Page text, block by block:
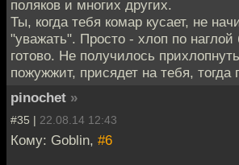
поляков и многих других.
Ты, когда тебя комар кусает, не
"уважать". Просто - хлоп по
готово. Не получилось
пожужжит, присядет на тебя, тогда
pinochet »
#35 | 22.08.14 12:43
Кому: Goblin, #6